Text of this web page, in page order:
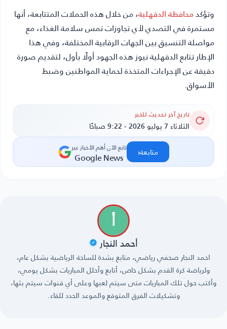
وتؤكدمحافظة الدقهلية، من خلال هذه الحملات المتتابعة، أنها
مستمرة في التصدي لأي تجاوزات تمس سلامة الغذاء، مع
مواصلة التنسيق بين الجهات الرقابية المختلفة، وفي هذا
الإطار تتابعالدقهلية نيوزهذه الجهود أولًا بأول، لتقديم صورة
دقيقة عن الإجراءات المتخذة لحماية المواطنين وضبط
الأسواق.
تاريخ آخر تحديث للخبر
الثلاثاء 7 يوليو 2026 - 9:22 صباحًا
تابع الآن أهم الأخبار عبر
Google News متابعة‹
أحمد النجار
احمد النجار صحفي رياضي، متابع بشدة للساحة الرياضية بشكل عام،
ولرياضة كرة القدم بشكل خاص، أتابع وأحلل المباريات بشكل يومي،
وأكتب حول تلك المباريات متى سيتم لعبها وعلى أي قنوات سيتم بثها،
وتشكيلات الفرق المتوقع والموعد الحدد للقاء.